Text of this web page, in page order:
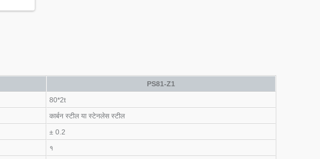
PS81-Z1
80*2t
कार्बन स्टील या स्टेनलेस स्टील
± 0.2
१